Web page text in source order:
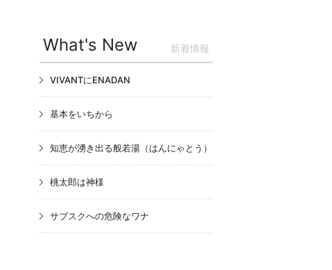
What's New 新着情報
VIVANTにENADAN
基本をいちから
知恵が湧き出る般若湯（はんにゃとう）
桃太郎は神様
サブスクへの危険なワナ